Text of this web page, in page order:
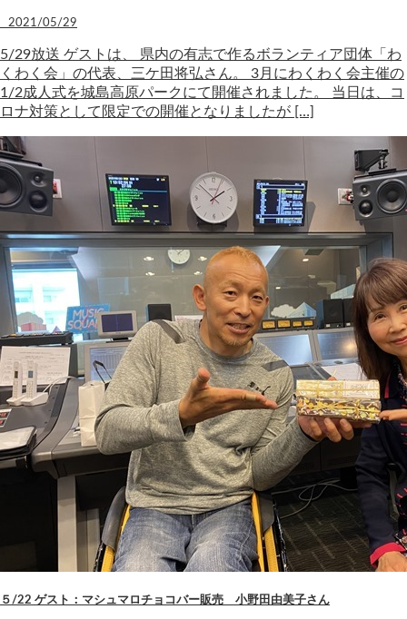
2021/05/29
5/29放送 ゲストは、 県内の有志で作るボランティア団体「わ
くわく会」の代表、三ケ田将弘さん。 3月にわくわく会主催の
1/2成人式を城島高原パークにて開催されました。 当日は、コ
ロナ対策として限定での開催となりましたが […]
５/22 ゲスト：マシュマロチョコバー販売 小野田由美子さん